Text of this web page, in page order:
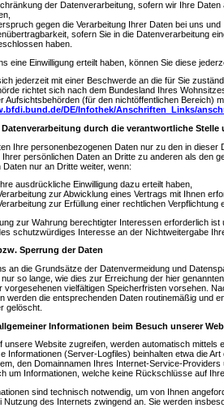
der Datenverarbeitung, sofern wir Ihre
gegen die Verarbeitung Ihrer Daten bei uns und
sofern Sie in die Datenverarbeitung
haben.
eine Einwilligung erteilt haben, können Sie diese
jederzeit mit einer Beschwerde an die für Sie
richtet sich nach dem Bundesland Ihres
Aufsichtsbehörden (für den nichtöffentlichen Bereich)
DE/Infothek/Anschriften_Links/
Datenverarbeitung durch die verantwortliche Stelle
Ihre personenbezogenen Daten nur zu den in
Ihrer persönlichen Daten an Dritte zu anderen als den
Daten nur an Dritte weiter, wenn:
ausdrückliche Einwilligung dazu erteilt haben,
zur Abwicklung eines Vertrags mit Ihnen
zur Erfüllung einer rechtlichen Verpflichtung
zur Wahrung berechtigter Interessen erforderlich
schutzwürdiges Interesse an der Nichtweitergabe
Sperrung der Daten
an die Grundsätze der Datenvermeidung und
so lange, wie dies zur Erreichung der hier
vorgesehenen vielfältigen Speicherfristen vorsehen.
werden die entsprechenden Daten routinemäßig und
gelöscht.
Informationen beim Besuch unserer
unsere Website zugreifen, werden automatisch mittels
Informationen (Server-Logfiles) beinhalten etwa die
den Domainnamen Ihres Internet-Service-
um Informationen, welche keine Rückschlüsse auf
sind technisch notwendig, um von Ihnen
Nutzung des Internets zwingend an. Sie werden